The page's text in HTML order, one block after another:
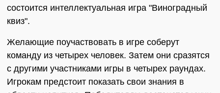
состоится интеллектуальная игра "Виноградный
квиз".
Желающие поучаствовать в игре соберут
команду из четырех человек. Затем они сразятся
с другими участниками игры в четырех раундах.
Игрокам предстоит показать свои знания в